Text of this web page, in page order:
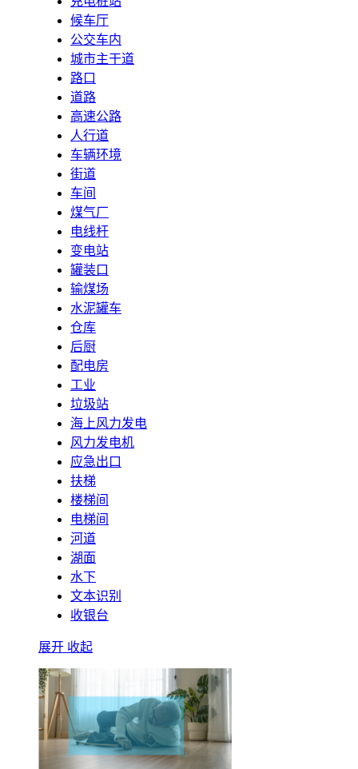
候车厅
公交车内
城市主干道
路口
道路
高速公路
人行道
车辆环境
街道
车间
煤气厂
电线杆
变电站
罐装口
输煤场
水泥罐车
仓库
后厨
配电房
工业
垃圾站
海上风力发电
风力发电机
应急出口
扶梯
楼梯间
电梯间
河道
湖面
水下
文本识别
收银台
展开 收起